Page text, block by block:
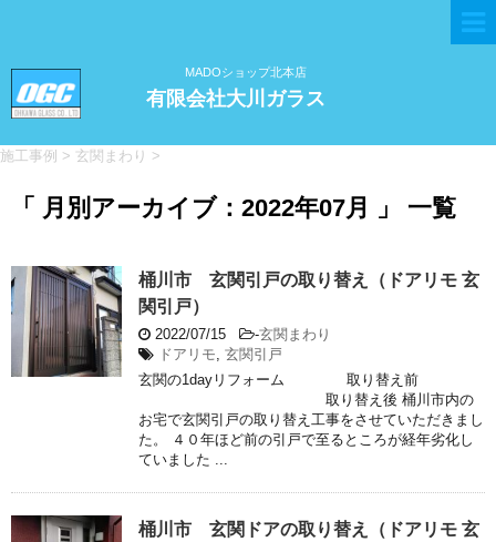
MADOショップ北本店
有限会社大川ガラス
施工事例 > 玄関まわり >
「 月別アーカイブ：2022年07月 」 一覧
桶川市 玄関引戸の取り替え（ドアリモ 玄
関引戸）
2022/07/15 -玄関まわり
ドアリモ 玄関引戸
玄関の1dayリフォーム 取り替え前
取り替え後 桶川市内の
お宅で玄関引戸の取り替え工事をさせていただきまし
た。 ４０年ほど前の引戸で至るところが経年劣化し
ていました ...
桶川市 玄関ドアの取り替え（ドアリモ 玄